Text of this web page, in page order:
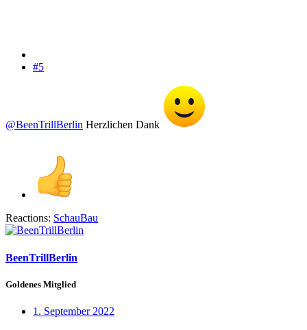
#5
@BeenTrillBerlin Herzlichen Dank
Reactions: SchauBau
BeenTrillBerlin
Goldenes Mitglied
1. September 2022